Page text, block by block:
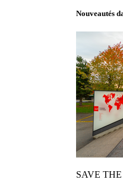
Nouveautés
SAVE